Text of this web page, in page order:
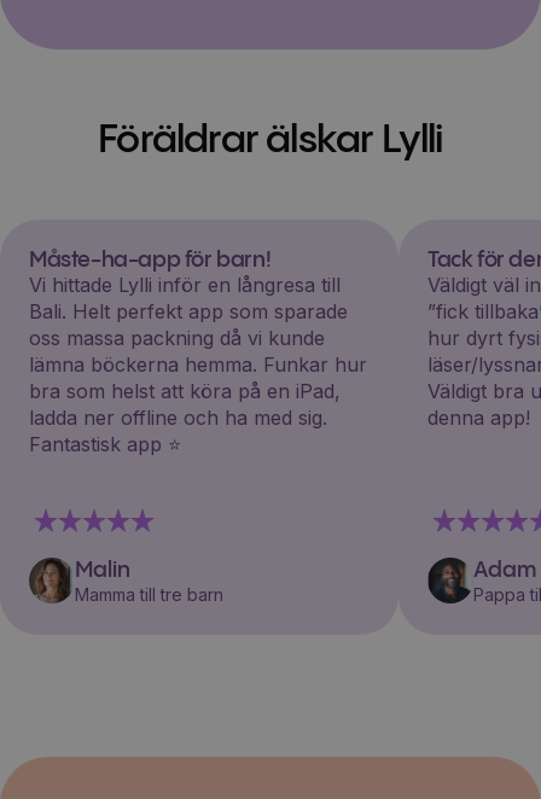
Föräldrar älskar Lylli
Måste-ha-app för barn!
Vi hittade Lylli inför en långresa till
Bali. Helt perfekt app som sparade
oss massa packning då vi kunde
lämna böckerna hemma. Funkar hur
bra som helst att köra på en iPad,
ladda ner offline och ha med sig.
Fantastisk app ⭐️
Malin
Mamma till tre barn
Tack för
Väldigt väl
”fick
hur dyrt
läser/
Väldigt bra
denna app!
Adam
Pappa